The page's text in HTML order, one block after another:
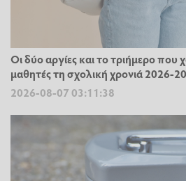
Οι δύο αργίες και το τριήμερο που
μαθητές τη σχολική χρονιά 2026-
2026-08-07 03:11:38